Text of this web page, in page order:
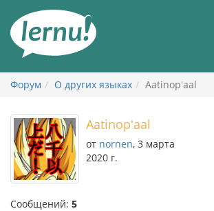
содержанию
Форум О других языках Aatinopʻaal
Aatinopʻaal
от nornen, 3 марта
2020 г.
Сообщений: 5